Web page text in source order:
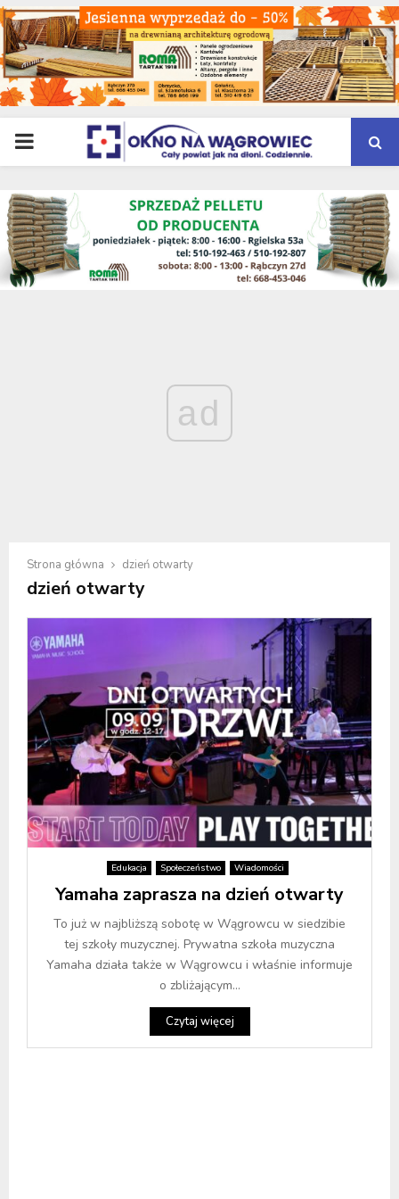
PRIMARY
MENU
ad
Strona główna dzień otwarty
dzień otwarty
Edukacja Społeczeństwo Wiadomości
Yamaha zaprasza na dzień otwarty
To już w najbliższą sobotę w Wągrowcu w siedzibie
tej szkoły muzycznej. Prywatna szkoła muzyczna
Yamaha działa także w Wągrowcu i właśnie informuje
o zbliżającym...
Czytaj więcej